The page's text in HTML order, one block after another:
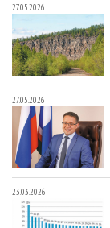
27.05.2026
27.05.2026
23.03.2026